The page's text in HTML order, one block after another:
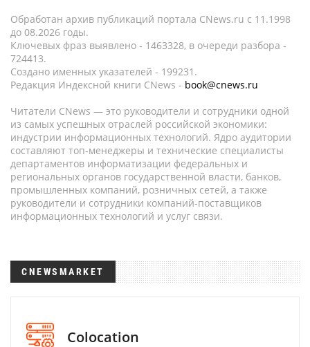
Обработан архив публикаций портала CNews.ru c 11.1998
до 08.2026 годы.
Ключевых фраз выявлено - 1463328, в очереди разбора -
724413.
Создано именных указателей - 199231.
Редакция Индексной книги CNews - book@cnews.ru
Читатели CNews — это руководители и сотрудники одной
из самых успешных отраслей российской экономики:
индустрии информационных технологий. Ядро аудитории
составляют топ-менеджеры и технические специалисты
департаментов информатизации федеральных и
региональных органов государственной власти, банков,
промышленных компаний, розничных сетей, а также
руководители и сотрудники компаний-поставщиков
информационных технологий и услуг связи.
CNEWSMARKET
Colocation